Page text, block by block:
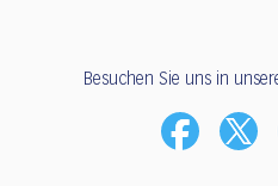
Besuchen Sie uns in